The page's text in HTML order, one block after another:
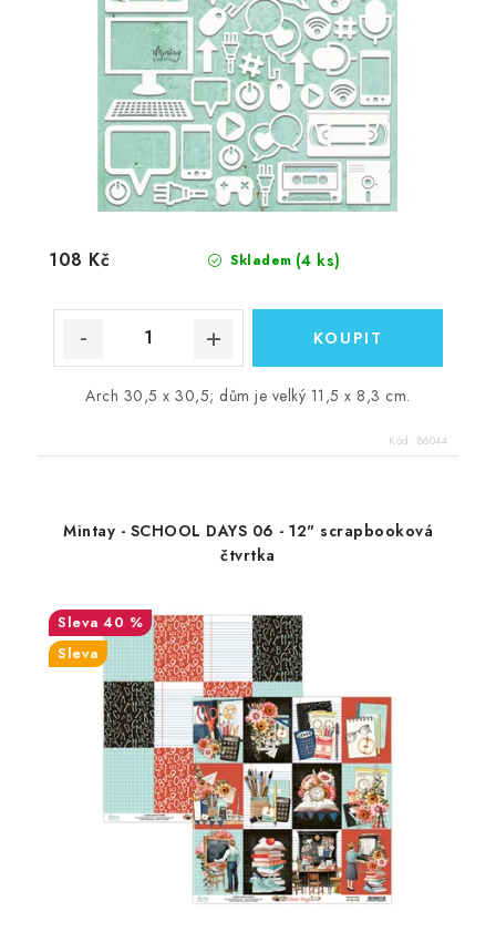
Skladem (4 ks)
108 Kč
Arch 30,5 x 30,5; dům je velký 11,5 x 8,3 cm.
Kód: 86044
Mintay - SCHOOL DAYS 06 - 12" scrapbooková
čtvrtka
40 %
Sleva